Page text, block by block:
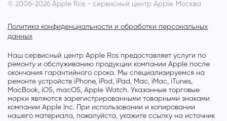
© 2006-2026 Apple Ros - сервисный центр Apple. Москва
Наш сервисный центр Apple Ros предоставляет услуги по
ремонту и обслуживанию продукции компании Apple после
окончания гарантийного срока. Мы специализируемся на
ремонте устройств iPhone, iPod, iPad, Mac, iMac, iTunes,
MacBook, iOS, macOS, Apple Watch. Указанные торговые
марки являются зарегистрированными товарными знаками
компании Apple Inc. При использовании и копировании
нашего материала, пожалуйста, укажите ссылку на источник
Политика конфиденциальности и обработки персональных
данных